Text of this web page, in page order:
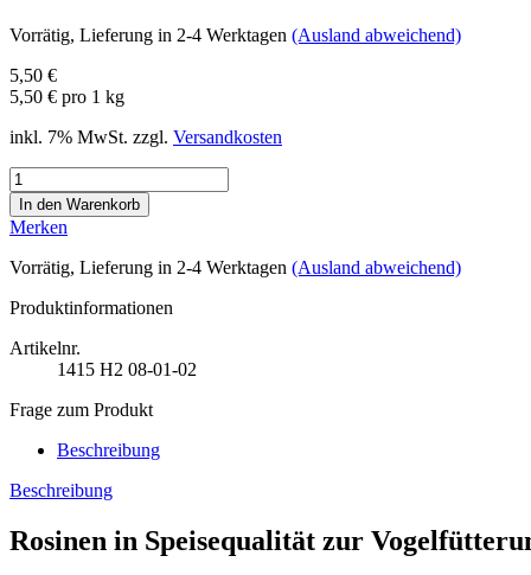
Vorrätig, Lieferung in 2-4 Werktagen (Ausland abweichend)
5,50 €
5,50 € pro 1 kg
inkl. 7% MwSt. zzgl. Versandkosten
Merken
Vorrätig, Lieferung in 2-4 Werktagen (Ausland abweichend)
Produktinformationen
Artikelnr.
1415 H2 08-01-02
Frage zum Produkt
Beschreibung
Beschreibung
Rosinen in Speisequalität zur